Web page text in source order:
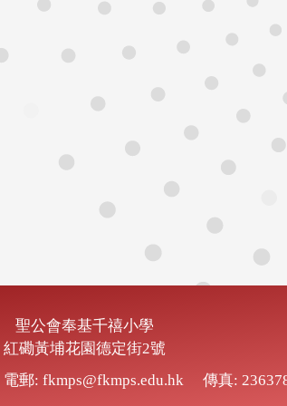
聖公會奉基千禧小學
紅磡黃埔花園德定街2號
電郵: fkmps@fkmps.edu.hk 傳真: